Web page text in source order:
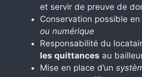
et servir de preuve de
Conservation possible en
ou numérique
Responsabilité du
les quittances au
Mise en place d’un